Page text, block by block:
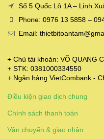
Số 5 Quốc Lộ 1A – Linh
Phone: 0976 13 5858 –
Email:
+ Chủ tài khoản: VÕ QUANG
+ STK: 0381000334550
+ Ngân hàng VietCombank -
Điều kiện giao dịch chung
Chính sách thanh toán
Vận chuyển & giao nhận